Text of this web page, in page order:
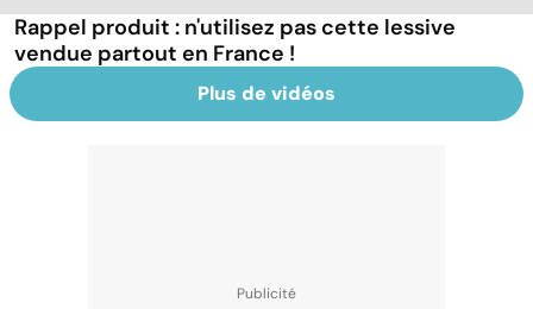
Rappel produit : n'utilisez pas cette lessive
vendue partout en France !
Plus de vidéos